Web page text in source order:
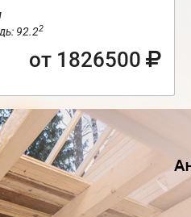
92.22
от 1826500